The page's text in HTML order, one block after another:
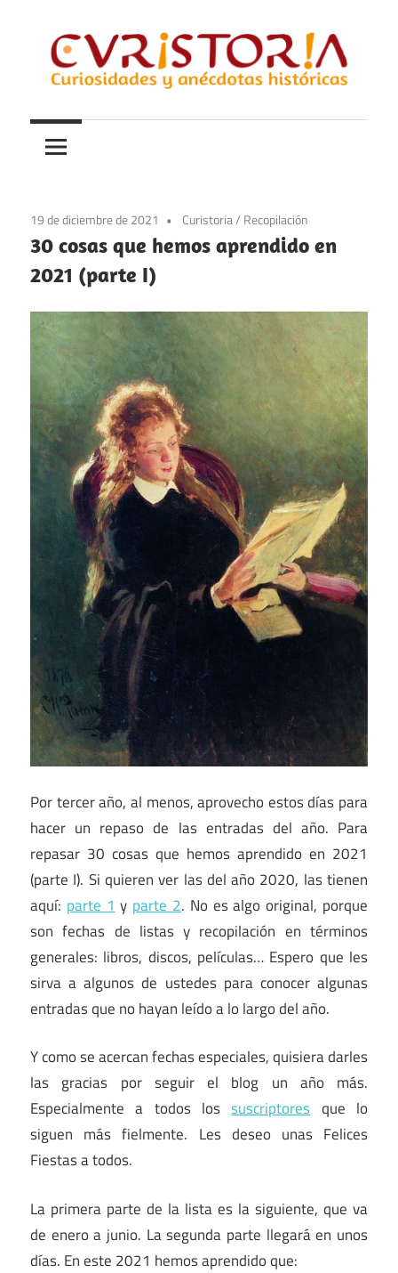
contenido
Curistoria
y
anécdotas
historia
19 de diciembre de 2021 Curistoria/ Recopilación
30 cosas que hemos aprendido en
2021 (parte I)
Por tercer año, al menos, aprovecho estos días para
hacer un repaso de las entradas del año. Para
repasar 30 cosas que hemos aprendido en 2021
(parte I). Si quieren ver las del año 2020, las tienen
aquí: parte 1 y parte 2. No es algo original, porque
son fechas de listas y recopilación en términos
generales: libros, discos, películas… Espero que les
sirva a algunos de ustedes para conocer algunas
entradas que no hayan leído a lo largo del año.
Y como se acercan fechas especiales, quisiera darles
las gracias por seguir el blog un año más.
Especialmente a todos lossuscriptoresque lo
siguen más fielmente. Les deseo unas Felices
Fiestas a todos.
La primera parte de la lista es la siguiente, que va
de enero a junio. La segunda parte llegará en unos
días. En este 2021 hemos aprendido que: